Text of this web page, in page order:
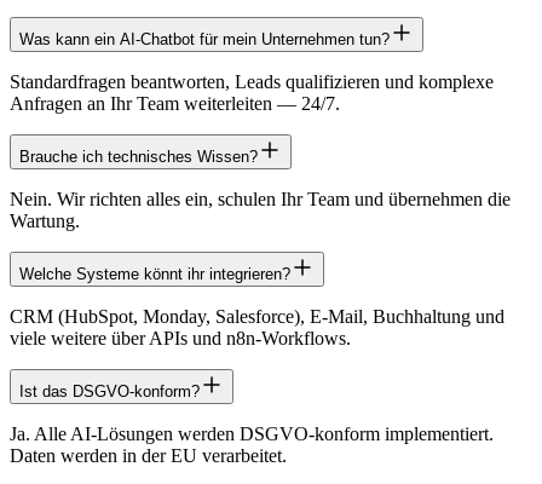
Was kann ein AI-Chatbot für mein Unternehmen tun?
Standardfragen beantworten, Leads qualifizieren und komplexe
Anfragen an Ihr Team weiterleiten — 24/7.
Brauche ich technisches Wissen?
Nein. Wir richten alles ein, schulen Ihr Team und übernehmen die
Wartung.
Welche Systeme könnt ihr integrieren?
CRM (HubSpot, Monday, Salesforce), E-Mail, Buchhaltung und
viele weitere über APIs und n8n-Workflows.
Ist das DSGVO-konform?
Ja. Alle AI-Lösungen werden DSGVO-konform implementiert.
Daten werden in der EU verarbeitet.